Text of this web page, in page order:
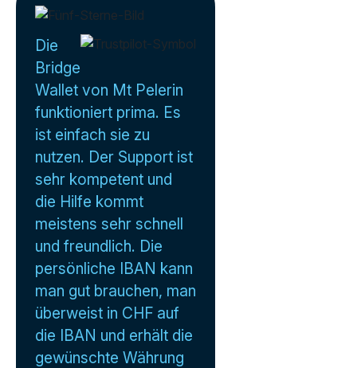
Die
Bridge
Wallet von Mt Pelerin
funktioniert prima. Es
ist einfach sie zu
nutzen. Der Support ist
sehr kompetent und
die Hilfe kommt
meistens sehr schnell
und freundlich. Die
persönliche IBAN kann
man gut brauchen, man
überweist in CHF auf
die IBAN und erhält die
gewünschte Währung